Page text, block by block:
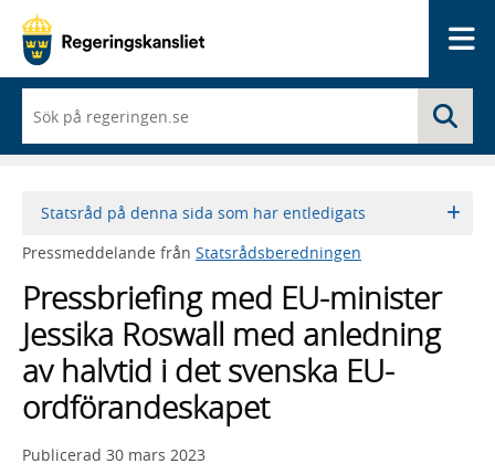
du
börjar
skriva
framträder
lista
med
sökförslag
Statsråd på denna sida som har entledigats
Pressmeddelande från Statsrådsberedningen
Pressbriefing med EU-minister
Jessika Roswall med anledning
av halvtid i det svenska EU-
ordförandeskapet
Publicerad 30 mars 2023